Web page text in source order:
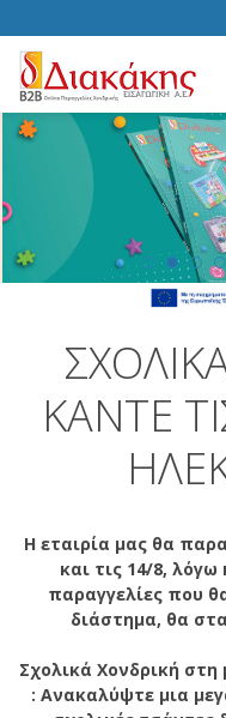
ΚΆΝΤΕ
Η εταιρία μας θα
και τις 14/8,
παραγγελίες που
διάστημα, θα
Σχολικά Χονδρική στη
: Ανακαλύψτε μια